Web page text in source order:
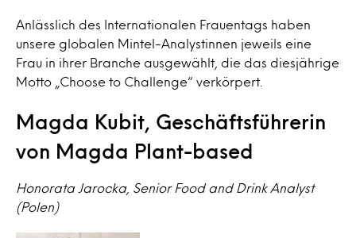
Anlässlich des Internationalen Frauentags haben
unsere globalen Mintel-Analystinnen jeweils eine
Frau in ihrer Branche ausgewählt, die das diesjährige
Motto „Choose to Challenge“ verkörpert.
Magda Kubit, Geschäftsführerin
von Magda Plant-based
Honorata Jarocka, Senior Food and Drink Analyst
(Polen)